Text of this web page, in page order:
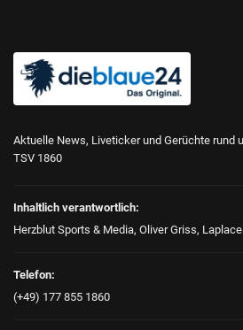
Aktuelle News, Liveticker und Gerüchte rund
TSV 1860
Inhaltlich verantwortlich:
Herzblut Sports & Media, Oliver Griss,
Telefon:
(+49) 177 855 1860